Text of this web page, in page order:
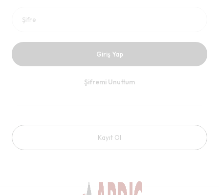
Giriş Yap
Şifremi Unuttum
Kayıt Ol